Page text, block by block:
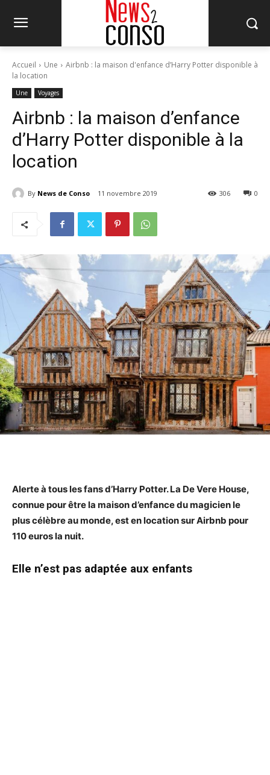
Accueil Une
Airbnb : la maison d'enfance d’Harry Potter disponible à
la location
Une Voyages
Airbnb : la maison d’enfance
d’Harry Potter disponible à la
location
By News de Conso 11 novembre 2019 0
306
Alerte à tous les fans d’Harry Potter. La De Vere House,
connue pour être la maison d’enfance du magicien le
plus célèbre au monde, est en location sur Airbnb pour
110 euros la nuit.
Elle n’est pas adaptée aux enfants